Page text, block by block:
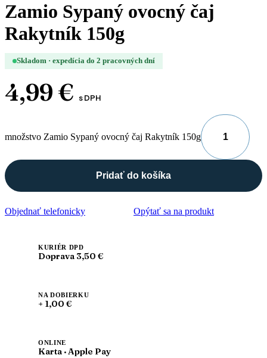
Zamio Sypaný ovocný čaj
Rakytník 150g
Skladom · expedícia do 2 pracovných dní
4,99 € s DPH
množstvo Zamio Sypaný ovocný čaj Rakytník 150g
Pridať do košíka
Objednať telefonicky Opýtať sa na produkt
KURIÉR DPD
Doprava 3,50 €
NA DOBIERKU
+ 1,00 €
ONLINE
Karta · Apple Pay